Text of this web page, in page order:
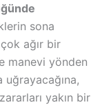
sona
ağır bir
manevi yönden
yakın bir